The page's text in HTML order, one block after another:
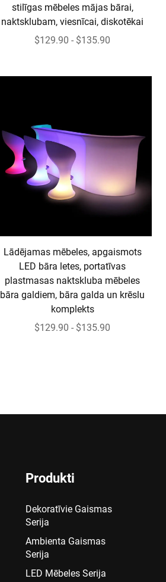
stilīgas mēbeles mājas bārai,
naktsklubam, viesnīcai, diskotēkai
$129.90 - $135.90
Lādējamas mēbeles, apgaismots
LED bāra letes, portatīvas
plastmasas naktskluba mēbeles
bāra galdiem, bāra galda un krēslu
komplekts
$129.90 - $135.90
Produkti
Dekoratīvie Gaismas
Serija
Ambienta Gaismas
Serija
LED Mēbeles Serija